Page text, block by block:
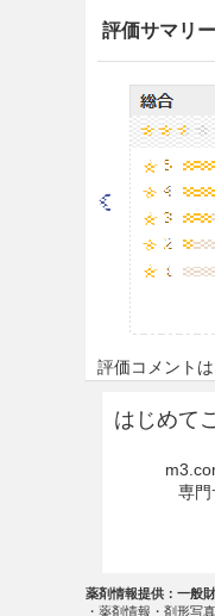
評価サマリー
評価コメント
はじめて
専門
薬剤情報提供：一般
・薬剤情報・剤形写